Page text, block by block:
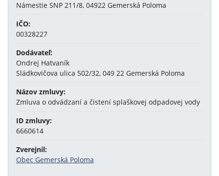
Námestie SNP 211/8, 04922 Gemerská Poloma
IČO:
00328227
Dodávateľ:
Ondrej Hatvaník
Sládkovičova ulica 502/32, 049 22 Gemerská Poloma
Názov zmluvy:
Zmluva o odvádzaní a čistení splaškovej odpadovej vody
ID zmluvy:
6660614
Zverejnil:
Obec Gemerská Poloma